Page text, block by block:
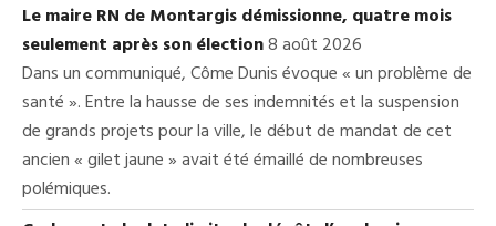
Le maire RN de Montargis démissionne, quatre mois
seulement après son élection8 août 2026
Dans un communiqué, Côme Dunis évoque « un problème de
santé ». Entre la hausse de ses indemnités et la suspension
de grands projets pour la ville, le début de mandat de cet
ancien « gilet jaune » avait été émaillé de nombreuses
polémiques.